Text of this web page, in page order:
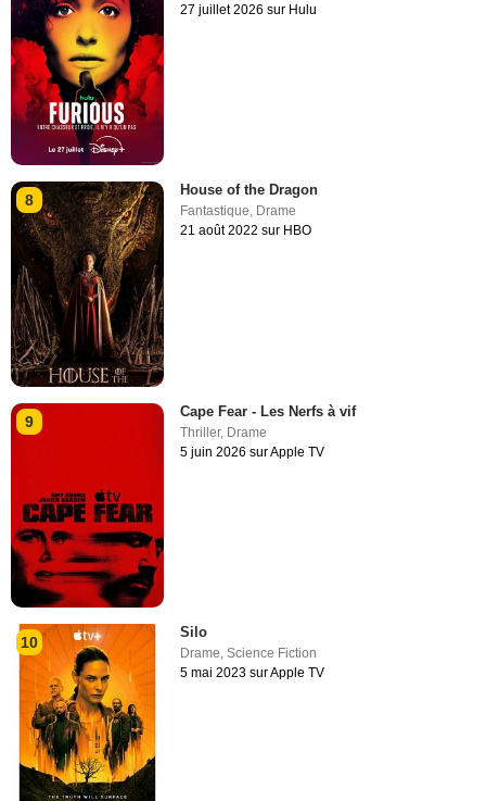
27 juillet 2026 sur Hulu
8
House of the Dragon
Fantastique, Drame
21 août 2022 sur HBO
9
Cape Fear - Les Nerfs à vif
Thriller, Drame
5 juin 2026 sur Apple TV
10
Silo
Drame,Science Fiction
5 mai 2023 sur Apple TV